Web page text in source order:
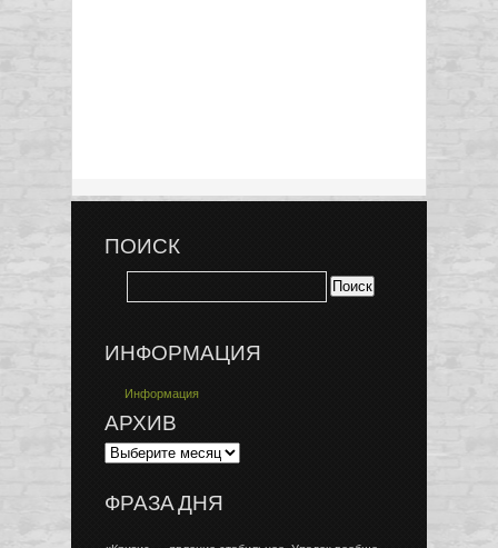
ПОИСК
ИНФОРМАЦИЯ
Информация
АРХИВ
ФРАЗА ДНЯ